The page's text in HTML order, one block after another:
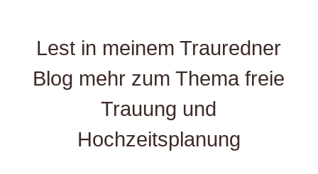
Lest in meinem Trauredner
Blog mehr zum Thema freie
Trauung und
Hochzeitsplanung